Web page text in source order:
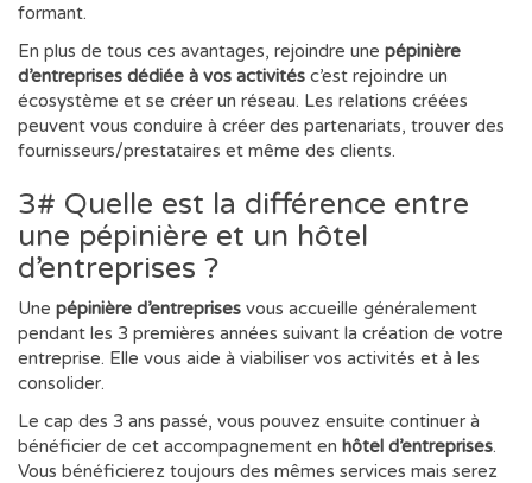
formant.
En plus de tous ces avantages, rejoindre une pépinière
d’entreprises dédiée à vos activités c’est rejoindre un
écosystème et se créer un réseau. Les relations créées
peuvent vous conduire à créer des partenariats, trouver des
fournisseurs/prestataires et même des clients.
3# Quelle est la différence entre
une pépinière et un hôtel
d’entreprises ?
Une pépinière d’entreprises vous accueille généralement
pendant les 3 premières années suivant la création de votre
entreprise. Elle vous aide à viabiliser vos activités et à les
consolider.
Le cap des 3 ans passé, vous pouvez ensuite continuer à
bénéficier de cet accompagnement en hôtel d’entreprises.
Vous bénéficierez toujours des mêmes services mais serez